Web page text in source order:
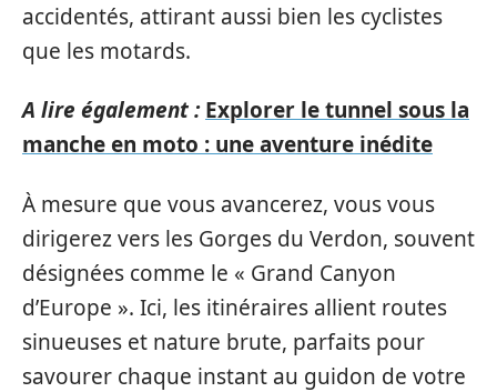
accidentés, attirant aussi bien les cyclistes
que les motards.
A lire également : Explorer le tunnel sous la
manche en moto : une aventure inédite
À mesure que vous avancerez, vous vous
dirigerez vers les Gorges du Verdon, souvent
désignées comme le « Grand Canyon
d’Europe ». Ici, les itinéraires allient routes
sinueuses et nature brute, parfaits pour
savourer chaque instant au guidon de votre